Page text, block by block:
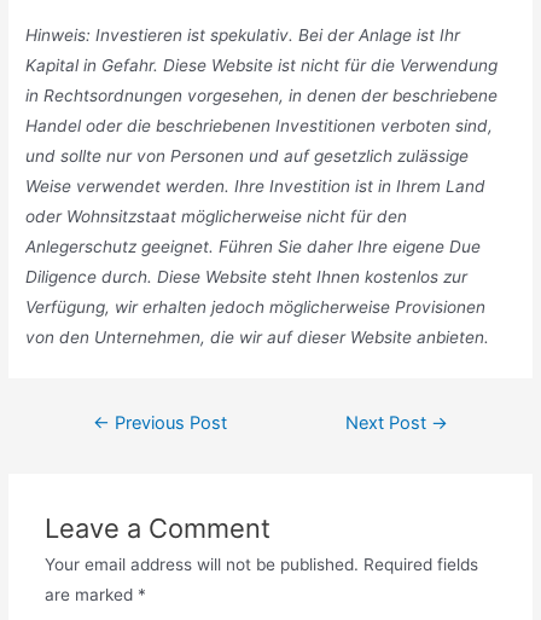
Hinweis: Investieren ist spekulativ. Bei der Anlage ist Ihr
Kapital in Gefahr. Diese Website ist nicht für die Verwendung
in Rechtsordnungen vorgesehen, in denen der beschriebene
Handel oder die beschriebenen Investitionen verboten sind,
und sollte nur von Personen und auf gesetzlich zulässige
Weise verwendet werden. Ihre Investition ist in Ihrem Land
oder Wohnsitzstaat möglicherweise nicht für den
Anlegerschutz geeignet. Führen Sie daher Ihre eigene Due
Diligence durch. Diese Website steht Ihnen kostenlos zur
Verfügung, wir erhalten jedoch möglicherweise Provisionen
von den Unternehmen, die wir auf dieser Website anbieten.
Post← Previous Post Next Post →
Leave a Comment
Your email address will not be published. Required fields
are marked *